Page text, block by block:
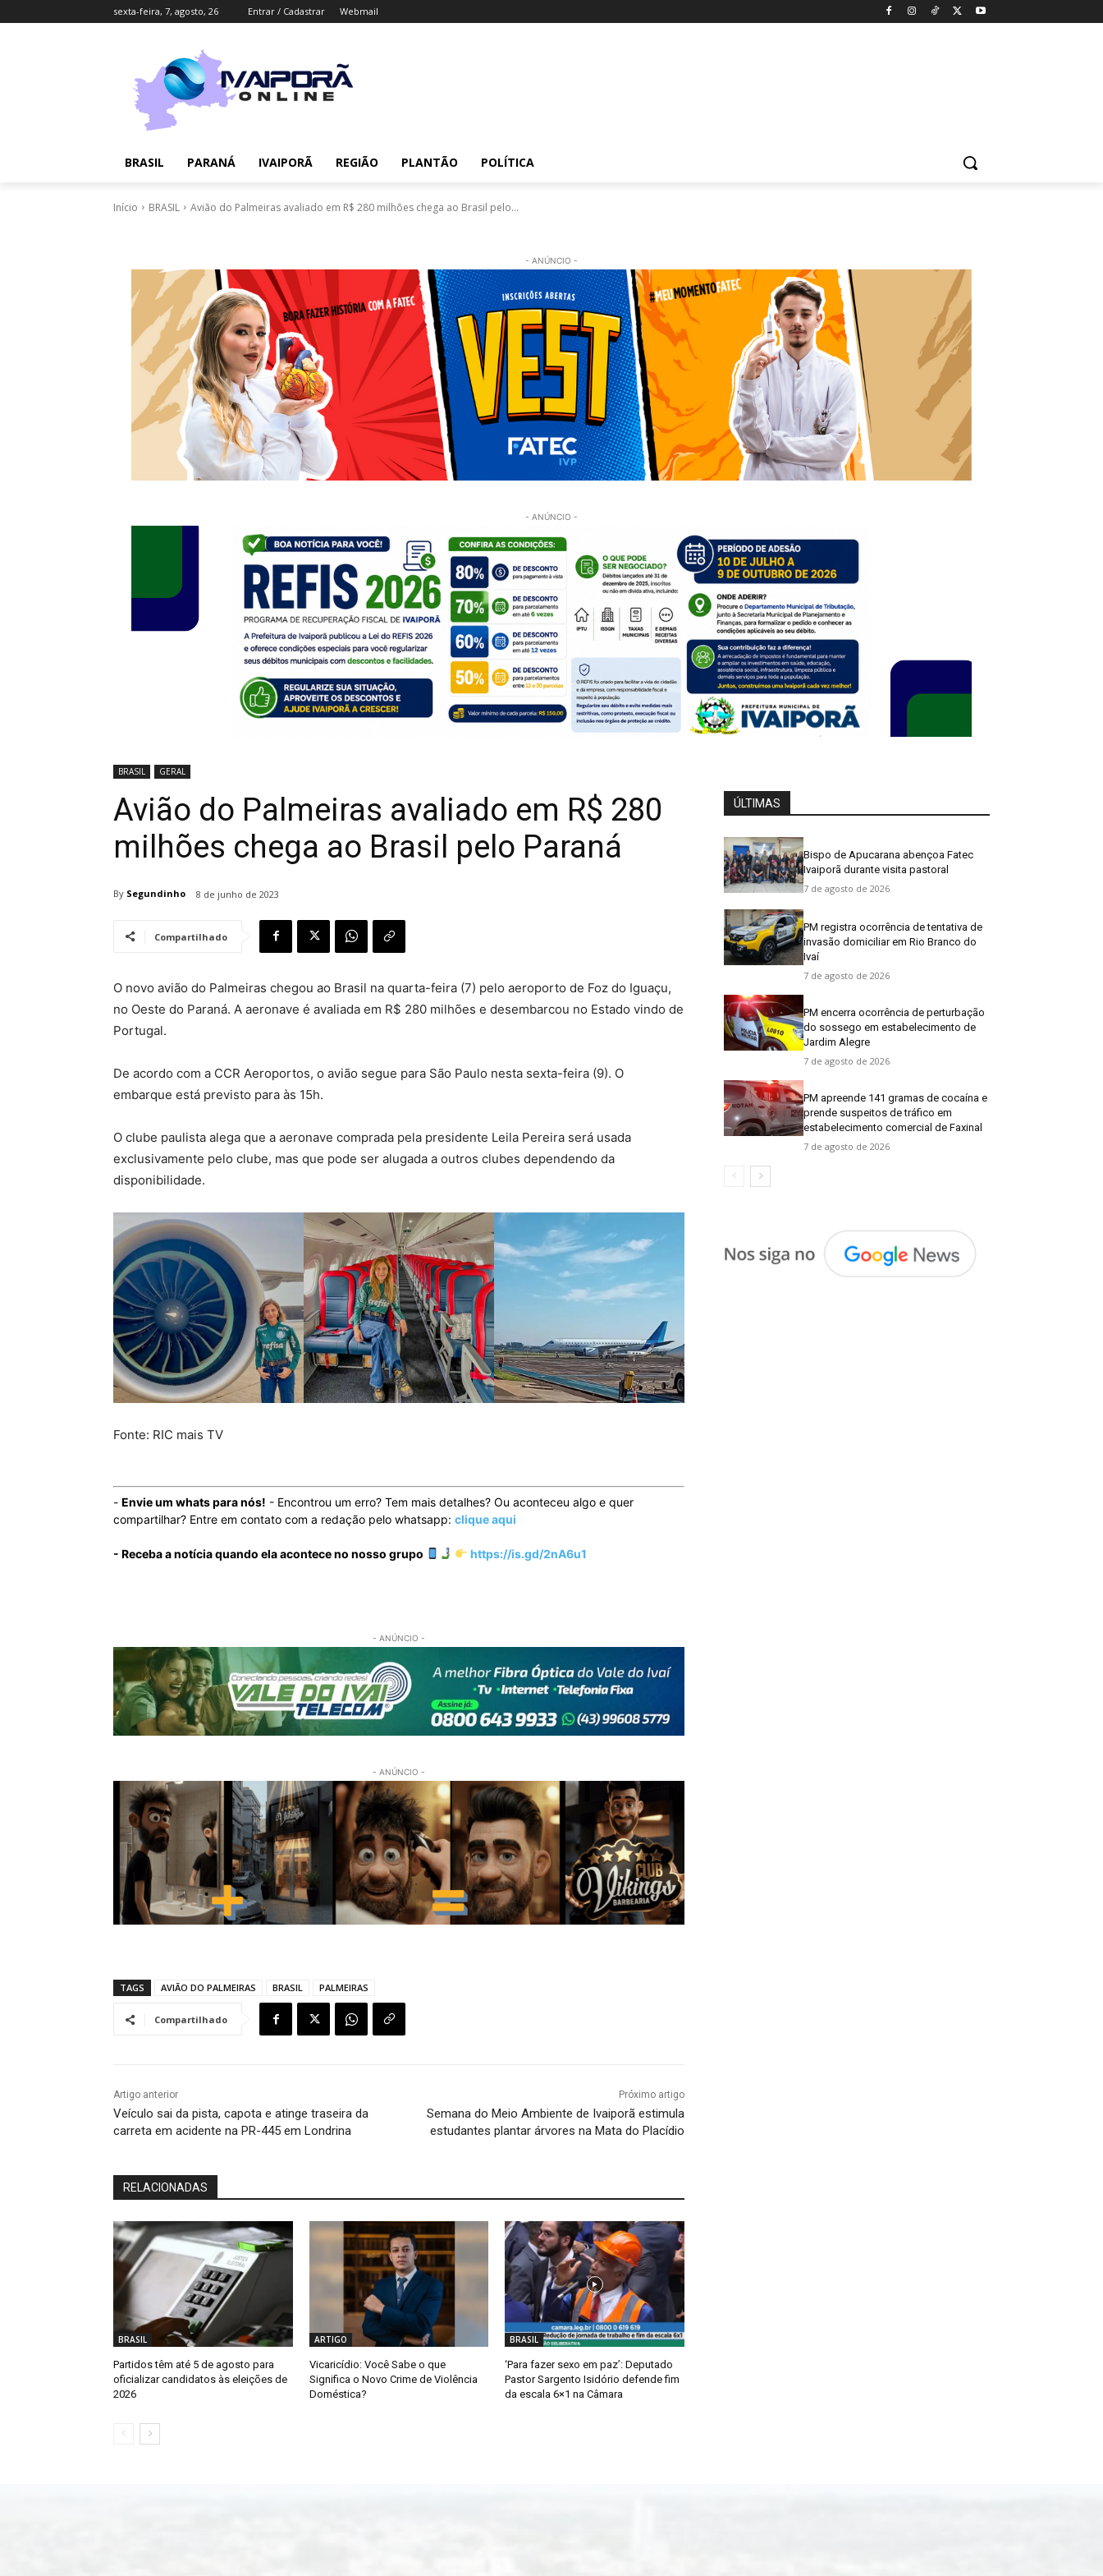
sexta-feira, 7, agosto, 26 Entrar / Cadastrar Webmail
BRASIL PARANÁ IVAIPORÃ REGIÃO PLANTÃO POLÍTICA
Início BRASIL Avião do Palmeiras avaliado em R$ 280 milhões chega ao Brasil pelo...
- ANÚNCIO -
- ANÚNCIO -
BRASIL GERAL
Avião do Palmeiras avaliado em R$ 280
milhões chega ao Brasil pelo Paraná
By Segundinho 8 de junho de 2023
Compartilhado
O novo avião do Palmeiras chegou ao Brasil na quarta-feira (7) pelo aeroporto de Foz do Iguaçu,
no Oeste do Paraná. A aeronave é avaliada em R$ 280 milhões e desembarcou no Estado vindo de
Portugal.
De acordo com a CCR Aeroportos, o avião segue para São Paulo nesta sexta-feira (9). O
embarque está previsto para às 15h.
O clube paulista alega que a aeronave comprada pela presidente Leila Pereira será usada
exclusivamente pelo clube, mas que pode ser alugada a outros clubes dependendo da
disponibilidade.
Fonte: RIC mais TV
- Envie um whats para nós! - Encontrou um erro? Tem mais detalhes? Ou aconteceu algo e quer
compartilhar? Entre em contato com a redação pelo whatsapp: clique aqui
- Receba a notícia quando ela acontece no nosso grupo https://is.gd/2nA6u1
- ANÚNCIO -
- ANÚNCIO -
TAGS AVIÃO DO PALMEIRAS BRASIL PALMEIRAS
Compartilhado
Artigo anterior
Veículo sai da pista, capota e atinge traseira da
carreta em acidente na PR-445 em Londrina
Próximo artigo
Semana do Meio Ambiente de Ivaiporã estimula
estudantes plantar árvores na Mata do Placídio
RELACIONADAS
BRASIL
Partidos têm até 5 de agosto para
oficializar candidatos às eleições de
2026
ARTIGO
Vicaricídio: Você Sabe o que
Significa o Novo Crime de Violência
Doméstica?
BRASIL
‘Para fazer sexo em paz’: Deputado
Pastor Sargento Isidório defende fim
da escala 6×1 na Câmara
ÚLTIMAS
Bispo de Apucarana abençoa Fatec
Ivaiporã durante visita pastoral
7 de agosto de 2026
PM registra ocorrência de tentativa de
invasão domiciliar em Rio Branco do
Ivaí
7 de agosto de 2026
PM encerra ocorrência de perturbação
do sossego em estabelecimento de
Jardim Alegre
7 de agosto de 2026
PM apreende 141 gramas de cocaína e
prende suspeitos de tráfico em
estabelecimento comercial de Faxinal
7 de agosto de 2026